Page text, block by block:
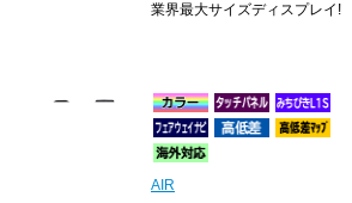
業界最大サイズディスプレイ!
AIR